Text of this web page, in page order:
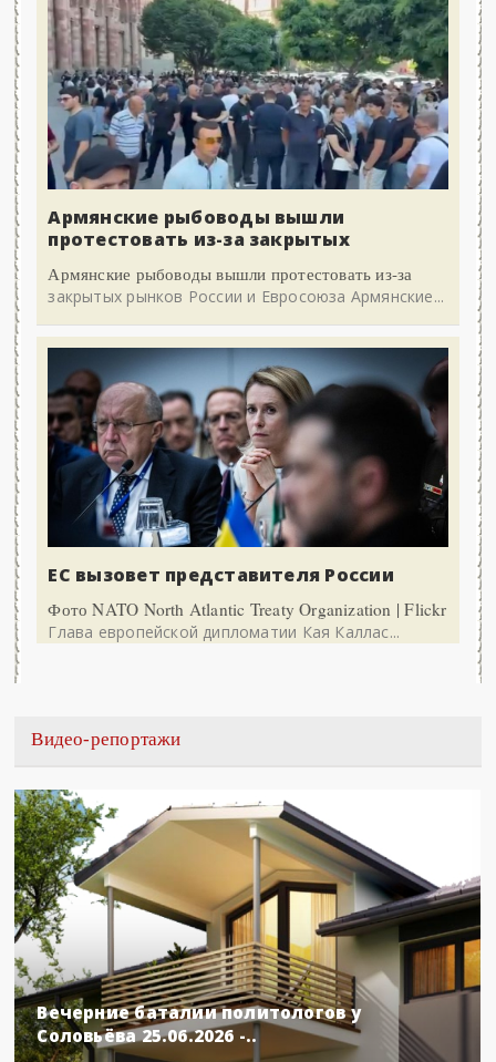
Армянские рыбоводы вышли
протестовать из-за закрытых
Армянские рыбоводы вышли протестовать из-за
закрытых рынков России и Евросоюза Армянские...
ЕС вызовет представителя России
Фото NATO North Atlantic Treaty Organization | Flickr
Глава европейской дипломатии Кая Каллас...
Видео-репортажи
Вечерние баталии политологов у
Соловьёва 25.06.2026 -..